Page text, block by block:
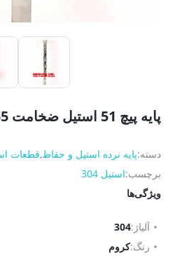
پایه پیچ 51 استیل ضخامت 0.55 استیل 304
دسته:پایه نرده استیل و حفاظ,قطعات
برچسب:استیل 304
ویژگی‌ها
آلیاژ:304
رنگ:کروم